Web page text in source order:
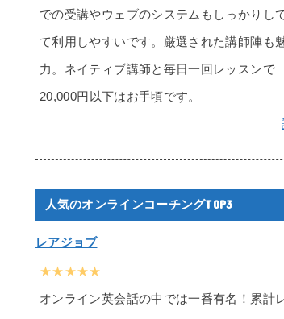
での受講やウェブのシステムもしっかりし
て利用しやすいです。厳選された講師陣も
力。ネイティブ講師と毎日一回レッスンで
20,000円以下はお手頃です。
人気のオンラインコーチングTOP3
レアジョブ
★★★★★
オンライン英会話の中では一番有名！累計